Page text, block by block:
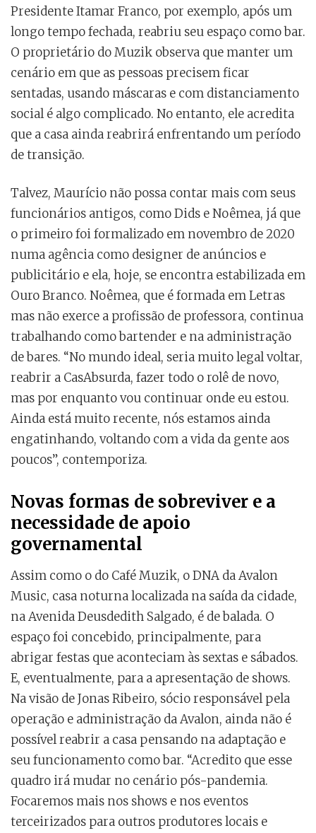
Presidente Itamar Franco, por exemplo, após um
longo tempo fechada, reabriu seu espaço como bar.
O proprietário do Muzik observa que manter um
cenário em que as pessoas precisem ficar
sentadas, usando máscaras e com distanciamento
social é algo complicado. No entanto, ele acredita
que a casa ainda reabrirá enfrentando um período
de transição.
Talvez, Maurício não possa contar mais com seus
funcionários antigos, como Dids e Noêmea, já que
o primeiro foi formalizado em novembro de 2020
numa agência como designer de anúncios e
publicitário e ela, hoje, se encontra estabilizada em
Ouro Branco. Noêmea, que é formada em Letras
mas não exerce a profissão de professora, continua
trabalhando como bartender e na administração
de bares. “No mundo ideal, seria muito legal voltar,
reabrir a CasAbsurda, fazer todo o rolê de novo,
mas por enquanto vou continuar onde eu estou.
Ainda está muito recente, nós estamos ainda
engatinhando, voltando com a vida da gente aos
poucos”, contemporiza.
Novas formas de sobreviver e a
necessidade de apoio
governamental
Assim como o do Café Muzik, o DNA da Avalon
Music, casa noturna localizada na saída da cidade,
na Avenida Deusdedith Salgado, é de balada. O
espaço foi concebido, principalmente, para
abrigar festas que aconteciam às sextas e sábados.
E, eventualmente, para a apresentação de shows.
Na visão de Jonas Ribeiro, sócio responsável pela
operação e administração da Avalon, ainda não é
possível reabrir a casa pensando na adaptação e
seu funcionamento como bar. “Acredito que esse
quadro irá mudar no cenário pós-pandemia.
Focaremos mais nos shows e nos eventos
terceirizados para outros produtores locais e